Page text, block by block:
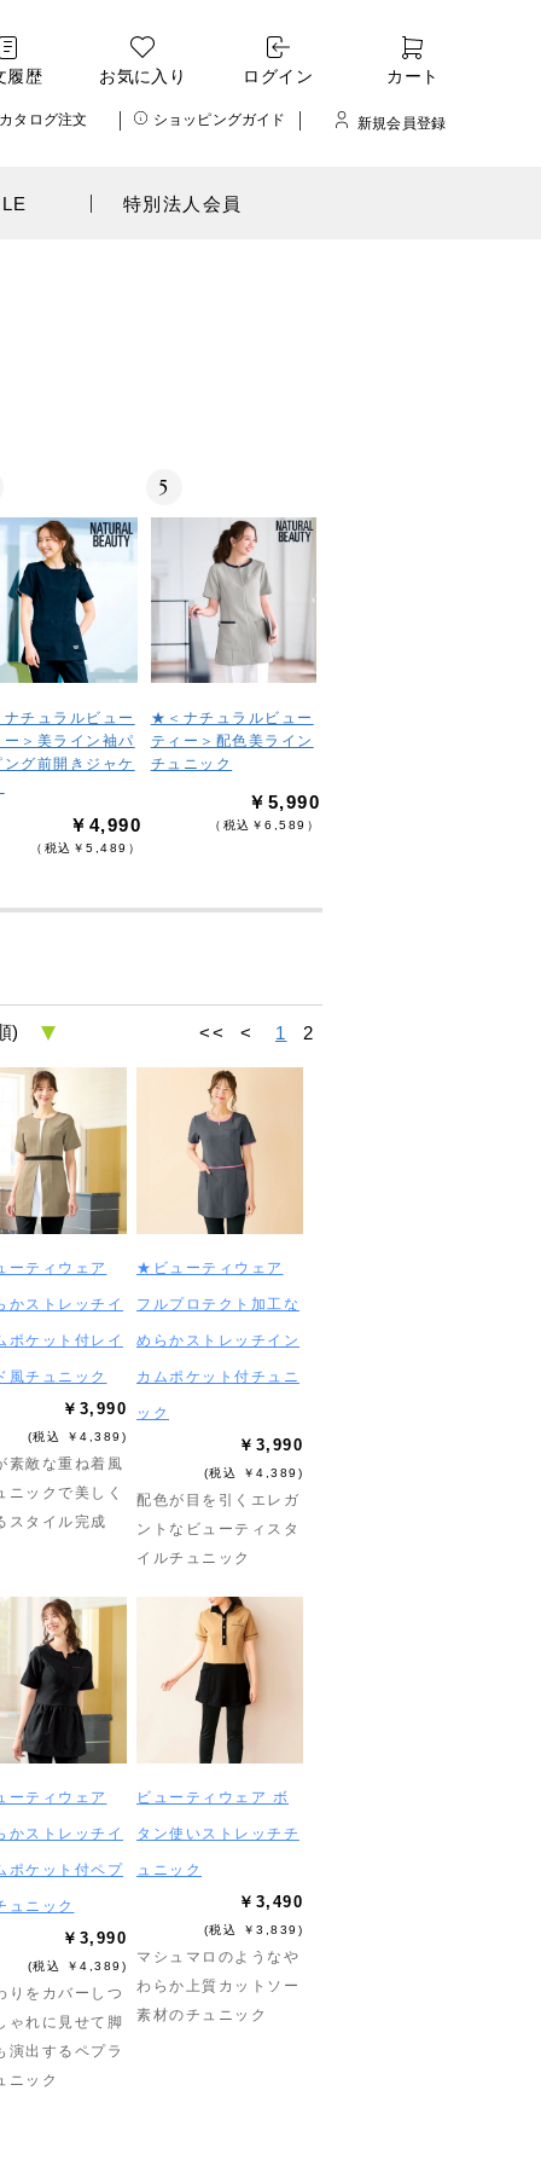
履歴 お気に入り ログイン カート
カタログ注文 ショッピングガイド 新規会員登録
特別法人会員
チュラルビュー
ー＞美ライン袖パ
ング前開きジャケ
￥4,990
（税込￥5,489）
5
★＜ナチュラルビュー
ティー＞配色美ライン
チュニック
￥5,990
（税込￥6,589）
<< < 1 2
ーティウェア
かストレッチイ
ポケット付レイ
風チュニック
￥3,990
(税込 ￥4,389)
素敵な重ね着風
ニックで美しく
スタイル完成
★ビューティウェア
フルプロテクト加工な
めらかストレッチイン
カムポケット付チュニ
ック
￥3,990
(税込 ￥4,389)
配色が目を引くエレガ
ントなビューティスタ
イルチュニック
ーティウェア
かストレッチイ
ポケット付ペプ
ュニック
￥3,990
(税込 ￥4,389)
りをカバーしつ
ゃれに見せて脚
演出するペプラ
ニック
ビューティウェア ボ
タン使いストレッチチ
ュニック
￥3,490
(税込 ￥3,839)
マシュマロのようなや
わらか上質カットソー
素材のチュニック